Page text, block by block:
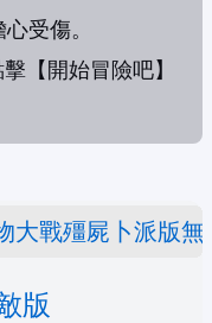
受傷。
【開始冒險吧】
大戰殭屍卜派版無
版